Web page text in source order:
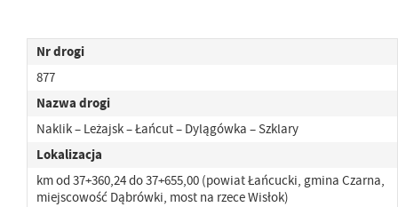
Nr drogi
877
Nazwa drogi
Naklik – Leżajsk – Łańcut – Dylągówka – Szklary
Lokalizacja
km od 37+360,24 do 37+655,00 (powiat Łańcucki, gmina Czarna,
miejscowość Dąbrówki, most na rzece Wisłok)